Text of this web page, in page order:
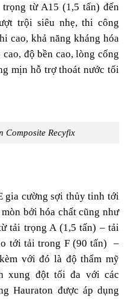
từ A15 (1,5 tấn) đến
trội siêu nhẹ, thi công
cao, khả năng kháng hóa
độ bền cao, lòng cống
mịn hỗ trợ thoát nước tối
Composite Recyfix
gia cường sợi thủy tinh tới
bởi hóa chất cũng như
tải trọng A (1,5 tấn) – tải
tới tải trong F (90 tấn) –
với đó là độ thẩm mỹ
xung đột tối đa với các
Hauraton được áp dụng